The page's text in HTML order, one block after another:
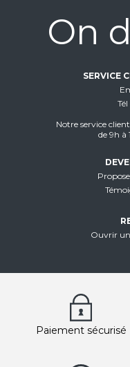
On
SERVICE
Tél
Notre service
de 9h à
Ouvrir
Paiement sécurisé